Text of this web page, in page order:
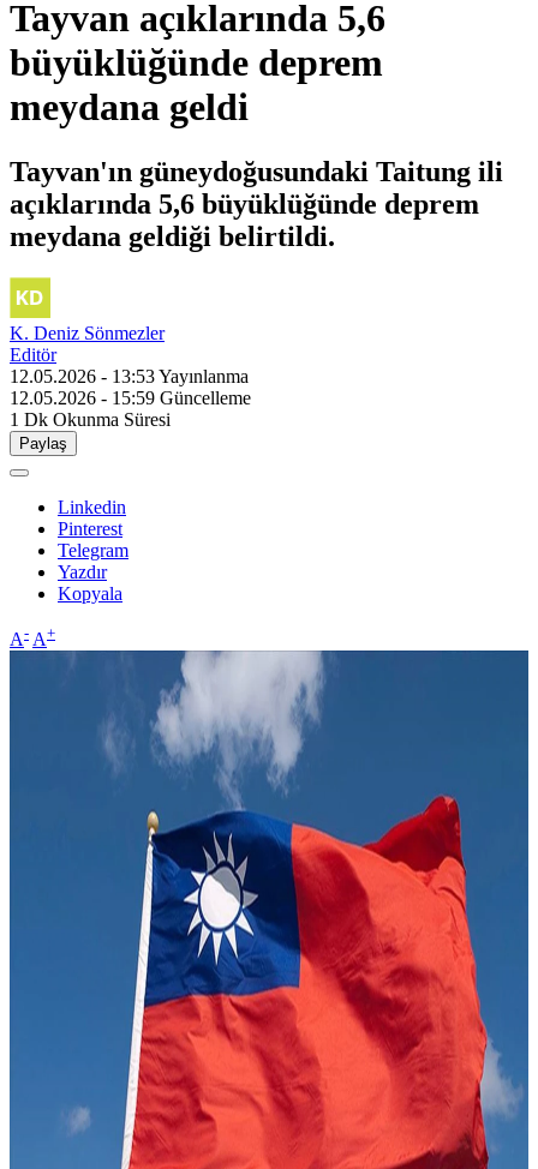
Tayvan açıklarında 5,6
büyüklüğünde deprem
meydana geldi
Tayvan'ın güneydoğusundaki Taitung ili
açıklarında 5,6 büyüklüğünde deprem
meydana geldiği belirtildi.
K. Deniz Sönmezler
Editör
12.05.2026 - 13:53Yayınlanma
12.05.2026 - 15:59 Güncelleme
1 Dk Okunma Süresi
Paylaş
Linkedin
Pinterest
Telegram
Yazdır
Kopyala
A- A+